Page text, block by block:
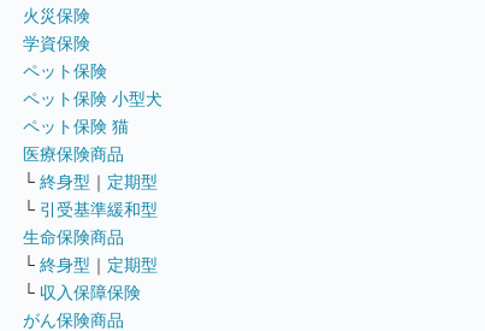
火災保険
学資保険
ペット保険
ペット保険 小型犬
ペット保険 猫
医療保険商品
└ 終身型 ｜ 定期型
└ 引受基準緩和型
生命保険商品
└ 終身型 ｜ 定期型
└ 収入保障保険
がん保険商品